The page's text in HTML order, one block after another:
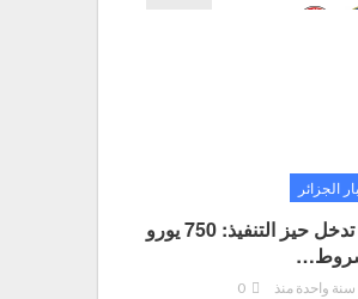
الجزائر
?منحة السفر الجديدة تدخل حيز التنفيذ: 750 يورو
سنة واحدة منذ